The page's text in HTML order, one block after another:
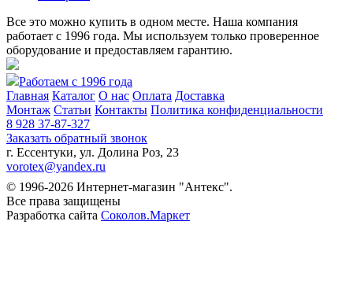
Все это можно купить в одном месте. Наша компания
работает с 1996 года. Мы используем только проверенное
оборудование и предоставляем гарантию.
Работаем с 1996 года
Главная Каталог О нас Оплата Доставка
Монтаж Статьи Контакты Политика конфиденциальности
8 928 37-87-327
Заказать обратный звонок
г. Ессентуки, ул. Долина Роз, 23
vorotex@yandex.ru
© 1996-2026 Интернет-магазин "Антекс".
Все права защищены
Разработка сайта Соколов.Маркет